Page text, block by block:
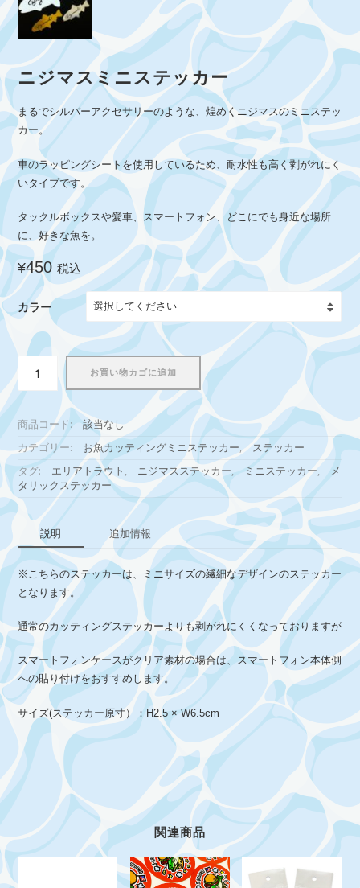
ニジマスミニステッカー
まるでシルバーアクセサリーのような、煌めくニジマスのミニステッ
カー。
車のラッピングシートを使用しているため、耐水性も高く剥がれにく
いタイプです。
タックルボックスや愛車、スマートフォン、どこにでも身近な場所
に、好きな魚を。
¥450 税込
カラー
ジ
ミ
ニ
ス
テ
ッ
カ
個
お買い物カゴに追加
商品コード:
該当なし
カテゴリー:
お魚カッティングミニステッカー, ステッカー
タグ:
エリアトラウト , ニジマスステッカー, ミニステッカー,
メ
タリックステッカー
説明 追加情報
※こちらのステッカーは、ミニサイズの繊細なデザインのステッカー
となります。
通常のカッティングステッカーよりも剥がれにくくなっておりますが
スマートフォンケースがクリア素材の場合は、スマートフォン本体側
への貼り付けをおすすめします。
サイズ(ステッカー原寸）：H2.5 × W6.5cm
関連商品